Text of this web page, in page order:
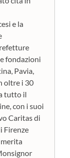
e la
fondazioni
Pavia,
oltre i 30
tutto il
con i suoi
Caritas di
Firenze